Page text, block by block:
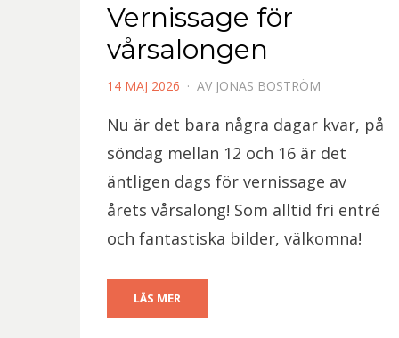
Vernissage för
vårsalongen
PUBLICERAD
14 MAJ 2026 AV JONAS BOSTRÖM
Nu är det bara några dagar kvar, på
söndag mellan 12 och 16 är det
äntligen dags för vernissage av
årets vårsalong! Som alltid fri entré
och fantastiska bilder, välkomna!
LÄS MER